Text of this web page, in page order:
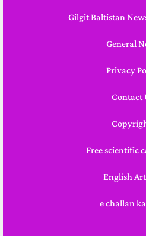
Gilgit Baltistan
General
Privacy
Contact
Free scientific
English
e challan